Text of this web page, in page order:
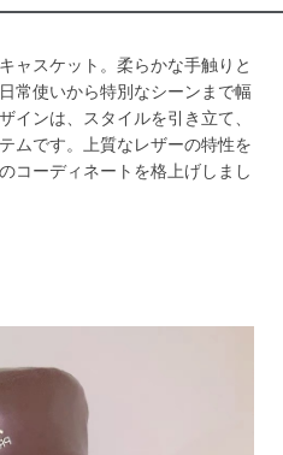
ャスケット。柔らかな手触りと
常使いから特別なシーンまで幅
インは、スタイルを引き立て、
ムです。上質なレザーの特性を
コーディネートを格上げしまし